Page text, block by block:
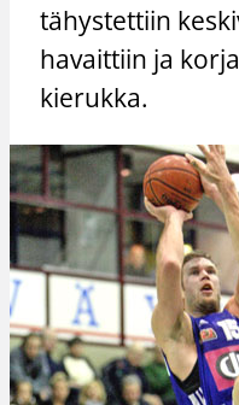
tähystettiin
havaittiin ja
kierukka.